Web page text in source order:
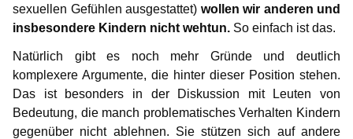
Karamello
Klase
Takeru
sexuellen Gefühlen ausgestattet) wollen wir anderen und
insbesondere Kindern nicht wehtun. So einfach ist das.
Natürlich gibt es noch mehr Gründe und deutlich
komplexere Argumente, die hinter dieser Position stehen.
Das ist besonders in der Diskussion mit Leuten von
Bedeutung, die manch problematisches Verhalten Kindern
gegenüber nicht ablehnen. Sie stützen sich auf andere